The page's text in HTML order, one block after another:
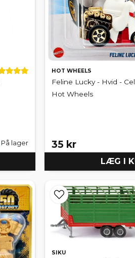
På lager
HOT WHEELS
Feline Lucky - Hvid -
Hot Wheels
35 kr
LÆG I
SIKU